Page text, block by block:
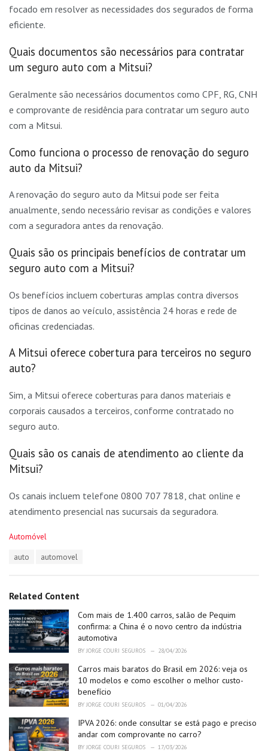
focado em resolver as necessidades dos segurados de forma
eficiente.
Quais documentos são necessários para contratar
um seguro auto com a Mitsui?
Geralmente são necessários documentos como CPF, RG, CNH
e comprovante de residência para contratar um seguro auto
com a Mitsui.
Como funciona o processo de renovação do seguro
auto da Mitsui?
A renovação do seguro auto da Mitsui pode ser feita
anualmente, sendo necessário revisar as condições e valores
com a seguradora antes da renovação.
Quais são os principais benefícios de contratar um
seguro auto com a Mitsui?
Os benefícios incluem coberturas amplas contra diversos
tipos de danos ao veículo, assistência 24 horas e rede de
oficinas credenciadas.
A Mitsui oferece cobertura para terceiros no seguro
auto?
Sim, a Mitsui oferece coberturas para danos materiais e
corporais causados a terceiros, conforme contratado no
seguro auto.
Quais são os canais de atendimento ao cliente da
Mitsui?
Os canais incluem telefone 0800 707 7818, chat online e
atendimento presencial nas sucursais da seguradora.
C
r
i
e
s
:
Automóvel
:
auto automovel
Related Content
Com mais de 1.400 carros, salão de Pequim
confirma: a China é o novo centro da indústria
automotiva
BY JORGE COURI SEGUROS 28/04/2026
Carros mais baratos do Brasil em 2026: veja os
10 modelos e como escolher o melhor custo-
benefício
BY JORGE COURI SEGUROS 01/04/2026
IPVA 2026: onde consultar se está pago e preciso
andar com comprovante no carro?
BY JORGE COURI SEGUROS 17/03/2026